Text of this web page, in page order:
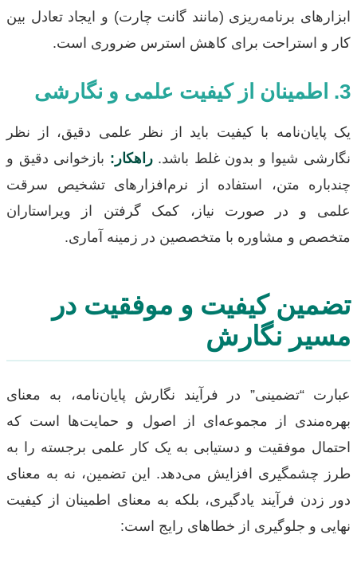
ابزارهای برنامه‌ریزی (مانند گانت چارت) و ایجاد تعادل بین
کار و استراحت برای کاهش استرس ضروری است.
3. اطمینان از کیفیت علمی و نگارشی
یک پایان‌نامه با کیفیت باید از نظر علمی دقیق، از نظر
نگارشی شیوا و بدون غلط باشد.راهکار: بازخوانی دقیق و
چندباره متن، استفاده از نرم‌افزارهای تشخیص سرقت
علمی و در صورت نیاز، کمک گرفتن از ویراستاران
متخصص و مشاوره با متخصصین در زمینه آماری.
تضمین کیفیت و موفقیت در
مسیر نگارش
عبارت “تضمینی” در فرآیند نگارش پایان‌نامه، به معنای
بهره‌مندی از مجموعه‌ای از اصول و حمایت‌ها است که
احتمال موفقیت و دستیابی به یک کار علمی برجسته را به
طرز چشمگیری افزایش می‌دهد. این تضمین، نه به معنای
دور زدن فرآیند یادگیری، بلکه به معنای اطمینان از کیفیت
نهایی و جلوگیری از خطاهای رایج است: